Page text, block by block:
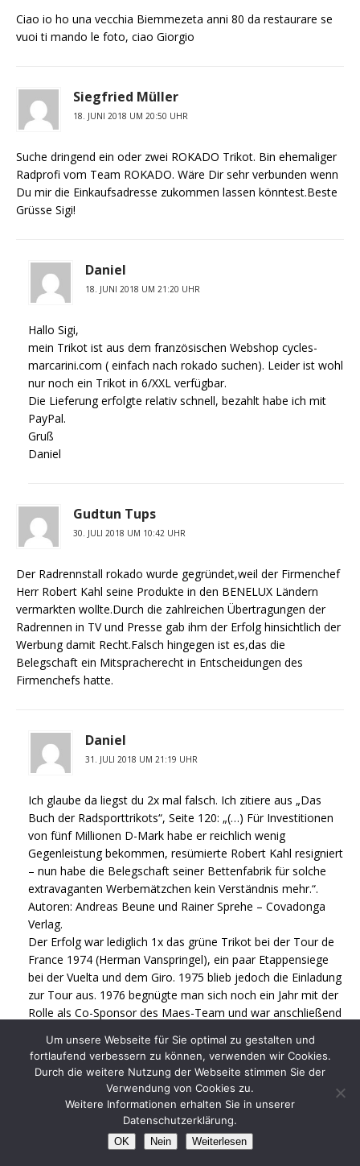
Ciao io ho una vecchia Biemmezeta anni 80 da restaurare se
vuoi ti mando le foto, ciao Giorgio
Siegfried Müller
18. JUNI 2018 UM 20:50 UHR
Suche dringend ein oder zwei ROKADO Trikot. Bin ehemaliger
Radprofi vom Team ROKADO. Wäre Dir sehr verbunden wenn
Du mir die Einkaufsadresse zukommen lassen könntest.Beste
Grüsse Sigi!
Daniel
18. JUNI 2018 UM 21:20 UHR
Hallo Sigi,
mein Trikot ist aus dem französischen Webshop cycles-
marcarini.com ( einfach nach rokado suchen). Leider ist wohl
nur noch ein Trikot in 6/XXL verfügbar.
Die Lieferung erfolgte relativ schnell, bezahlt habe ich mit
PayPal.
Gruß
Daniel
Gudtun Tups
30. JULI 2018 UM 10:42 UHR
Der Radrennstall rokado wurde gegründet,weil der Firmenchef
Herr Robert Kahl seine Produkte in den BENELUX Ländern
vermarkten wollte.Durch die zahlreichen Übertragungen der
Radrennen in TV und Presse gab ihm der Erfolg hinsichtlich der
Werbung damit Recht.Falsch hingegen ist es,das die
Belegschaft ein Mitspracherecht in Entscheidungen des
Firmenchefs hatte.
Daniel
31. JULI 2018 UM 21:19 UHR
Ich glaube da liegst du 2x mal falsch. Ich zitiere aus „Das
Buch der Radsporttrikots“, Seite 120: „(…) Für Investitionen
von fünf Millionen D-Mark habe er reichlich wenig
Gegenleistung bekommen, resümierte Robert Kahl resigniert
– nun habe die Belegschaft seiner Bettenfabrik für solche
extravaganten Werbemätzchen kein Verständnis mehr.“.
Autoren: Andreas Beune und Rainer Sprehe – Covadonga
Verlag.
Der Erfolg war lediglich 1x das grüne Trikot bei der Tour de
France 1974 (Herman Vanspringel), ein paar Etappensiege
bei der Vuelta und dem Giro. 1975 blieb jedoch die Einladung
zur Tour aus. 1976 begnügte man sich noch ein Jahr mit der
Rolle als Co-Sponsor des Maes-Team und war anschließend
Ich habe die Quelle im Beitrag oben ergänzt.
GUDRUN TUPS
7. AUGUST 2018 UM 05:43 UHR
Um unsere Webseite für Sie optimal zu gestalten und
fortlaufend verbessern zu können, verwenden wir Cookies.
Durch die weitere Nutzung der Webseite stimmen Sie der
Verwendung von Cookies zu.
Weitere Informationen erhalten Sie in unserer
Datenschutzerklärung.
OK Nein Weiterlesen